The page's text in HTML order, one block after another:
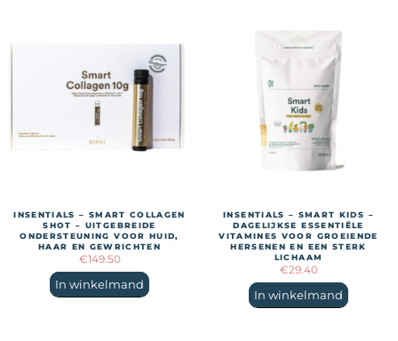
INSENTIALS – SMART COLLAGEN
SHOT – UITGEBREIDE
ONDERSTEUNING VOOR HUID,
HAAR EN GEWRICHTEN
€149.50
In winkelmand
INSENTIALS – SMART KIDS –
DAGELIJKSE ESSENTIËLE
VITAMINES VOOR GROEIENDE
HERSENEN EN EEN STERK
LICHAAM
€29.40
In winkelmand